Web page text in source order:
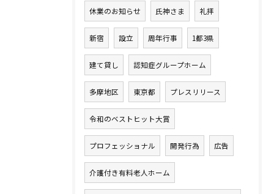
休業のお知らせ 氏神さま 礼拝
新宿 設立 周年行事 1都3県
建て貸し 認知症グループホーム
多摩地区 東京都 プレスリリース
令和のベストヒット大賞
プロフェッショナル 開発行為 広告
介護付き有料老人ホーム